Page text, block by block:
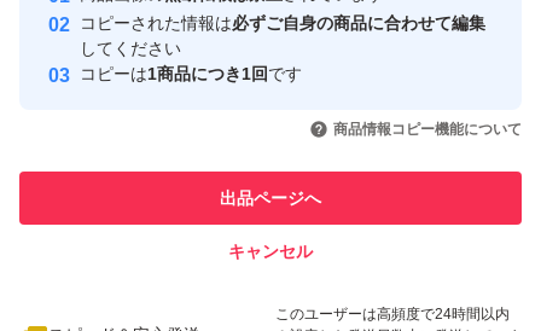
■お支払代金は落札金額＋送料の合計額となります
（その他、お振り込みにかかわる手数料は、落札者様負担
■落札後2日以内のご連絡、送料をお知らせした後、3営業
日以内のご入金でお願いいたします
取引実績
取引実績◯+
このユーザーはYahoo!フリマの取
引を完了させた実績があります
での取引実績があります
スピード&安心発送
※このバッジは実績に基づく表示であり、発送を保証しているものではあり
このユーザーは高頻度で24時間以内
コピーされた情報は必ずご自身の商品に合わせて編集
してください
コピーは1商品につき1回です
商品情報コピー機能について
出品ページへ
キャンセル